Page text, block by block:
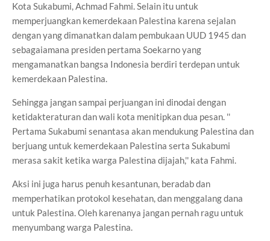
Kota Sukabumi, Achmad Fahmi. Selain itu untuk
memperjuangkan kemerdekaan Palestina karena sejalan
dengan yang dimanatkan dalam pembukaan UUD 1945 dan
sebagaiamana presiden pertama Soekarno yang
mengamanatkan bangsa Indonesia berdiri terdepan untuk
kemerdekaan Palestina.
Sehingga jangan sampai perjuangan ini dinodai dengan
ketidakteraturan dan wali kota menitipkan dua pesan. ''
Pertama Sukabumi senantasa akan mendukung Palestina dan
berjuang untuk kemerdekaan Palestina serta Sukabumi
merasa sakit ketika warga Palestina dijajah,'' kata Fahmi.
Aksi ini juga harus penuh kesantunan, beradab dan
memperhatikan protokol kesehatan, dan menggalang dana
untuk Palestina. Oleh karenanya jangan pernah ragu untuk
menyumbang warga Palestina.